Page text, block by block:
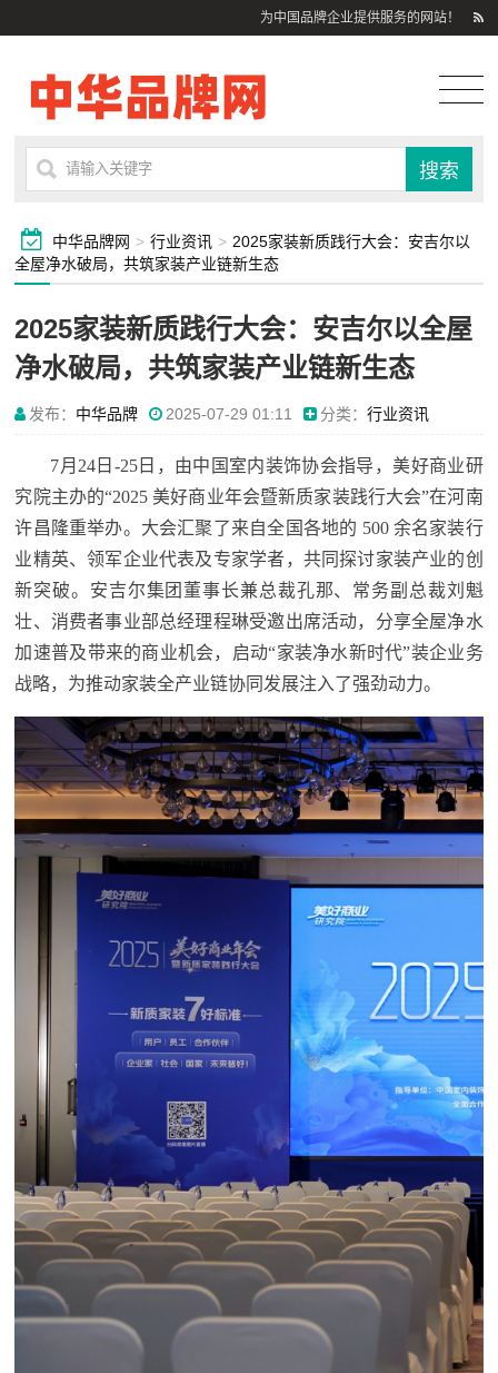
为中国品牌企业提供服务的网站！
中华品牌网 > 行业资讯 > 2025家装新质践行大会：安吉尔以
全屋净水破局，共筑家装产业链新生态
2025家装新质践行大会：安吉尔以全屋
净水破局，共筑家装产业链新生态
发布： 中华品牌 2025-07-29 01:11 分类：行业资讯
7月24日-25日，由中国室内装饰协会指导，美好商业研
究院主办的“2025 美好商业年会暨新质家装践行大会”在河南
许昌隆重举办。大会汇聚了来自全国各地的 500 余名家装行
业精英、领军企业代表及专家学者，共同探讨家装产业的创
新突破。安吉尔集团董事长兼总裁孔那、常务副总裁刘魁
壮、消费者事业部总经理程琳受邀出席活动，分享全屋净水
加速普及带来的商业机会，启动“家装净水新时代”装企业务
战略，为推动家装全产业链协同发展注入了强劲动力。